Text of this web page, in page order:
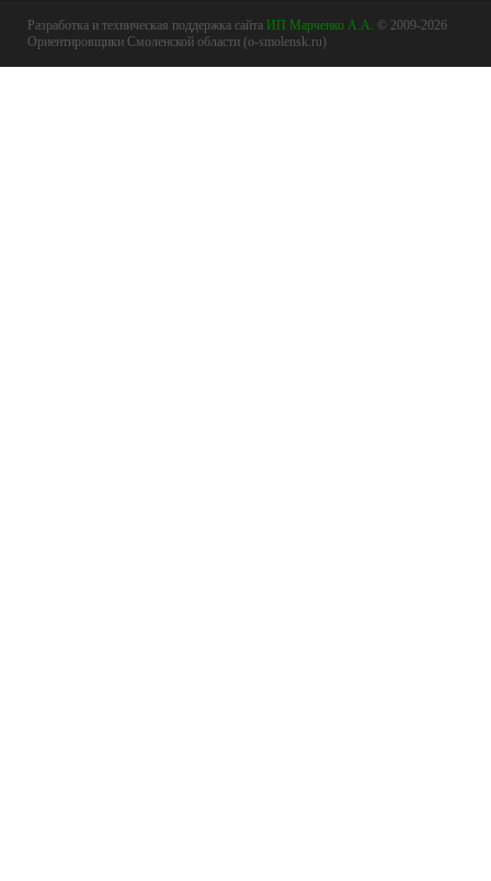
Разработка и техническая поддержка сайта ИП Марченко А.А. © 2009-2026
Ориентировщики Смоленской области (o-smolensk.ru)